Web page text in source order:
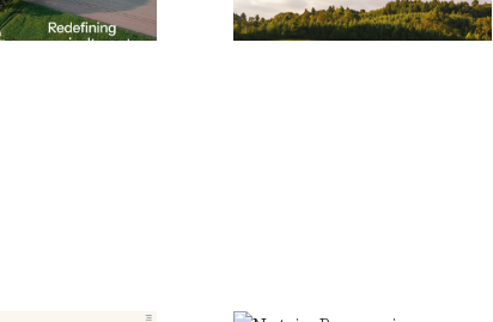
13 fonctionnalités 4 catégories13 fonctionnalités4 styles